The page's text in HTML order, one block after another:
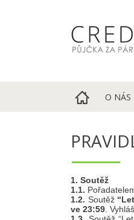
O NÁS
1. Soutěž
1.1.
1.2. Soutěž
ve 23:59 .